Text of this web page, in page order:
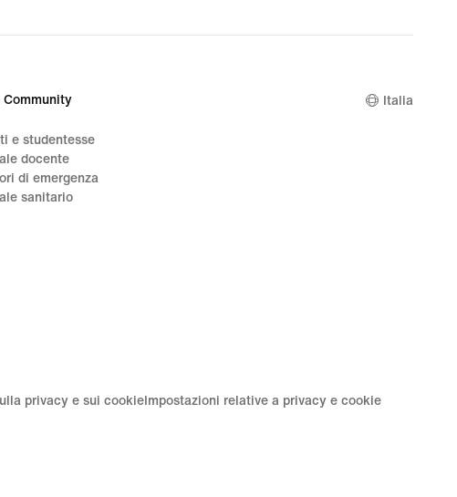
Community
e studentesse
docente
di emergenza
sanitario
Italia
privacy e sui cookieImpostazioni relative a privacy e cookie